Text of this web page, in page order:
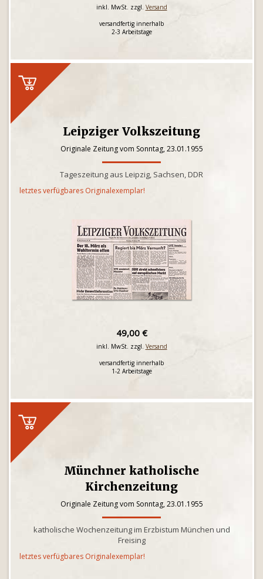
inkl. MwSt. zzgl. Versand
versandfertig innerhalb
2-3 Arbeitstage
Leipziger Volkszeitung
Originale Zeitung vom Sonntag, 23.01.1955
Tageszeitung aus Leipzig, Sachsen, DDR
letztes verfügbares Originalexemplar!
49,00 €
inkl. MwSt. zzgl. Versand
versandfertig innerhalb
1-2 Arbeitstage
Münchner katholische
Kirchenzeitung
Originale Zeitung vom Sonntag, 23.01.1955
katholische Wochenzeitung im Erzbistum München und
Freising
letztes verfügbares Originalexemplar!